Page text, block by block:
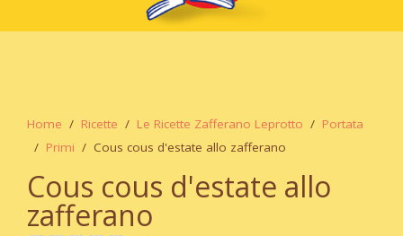
Home Ricette Le Ricette Zafferano Leprotto
Portata
Primi
Cous cous d'estate allo zafferano
Cous cous d'estate allo
zafferano